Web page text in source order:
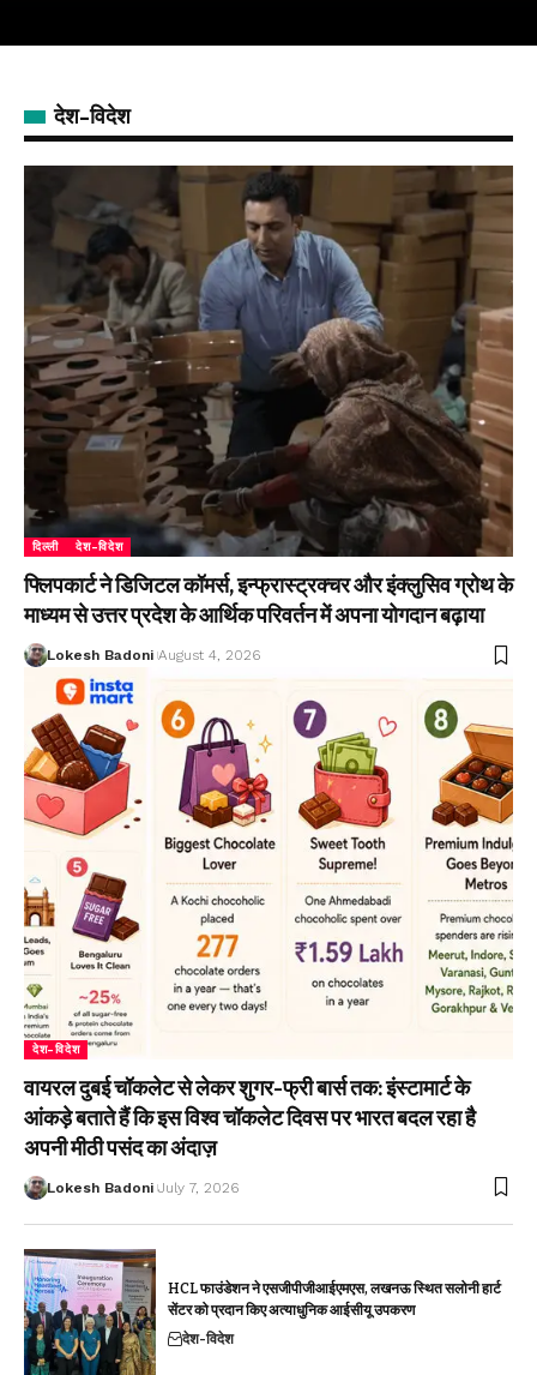
देश-विदेश
दिल्ली देश-विदेश
फ्लिपकार्ट ने डिजिटल कॉमर्स, इन्फ्रास्ट्रक्चर और इंक्लुसिव ग्रोथ के
माध्यम से उत्तर प्रदेश के आर्थिक परिवर्तन में अपना योगदान बढ़ाया
Lokesh Badoni August 4, 2026
देश-विदेश
वायरल दुबई चॉकलेट से लेकर शुगर-फ्री बार्स तक: इंस्टामार्ट के
आंकड़े बताते हैं कि इस विश्व चॉकलेट दिवस पर भारत बदल रहा है
अपनी मीठी पसंद का अंदाज़
Lokesh Badoni July 7, 2026
HCL फाउंडेशन ने एसजीपीजीआईएमएस, लखनऊ स्थित सलोनी हार्ट
सेंटर को प्रदान किए अत्याधुनिक आईसीयू उपकरण
देश-विदेश